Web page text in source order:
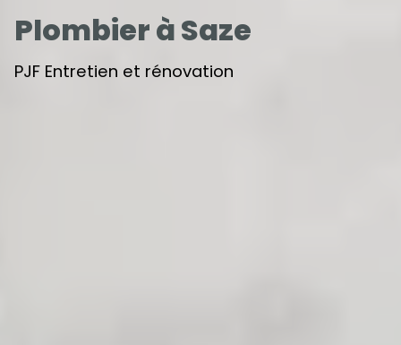
Plombier à Saze
PJF Entretien et rénovation